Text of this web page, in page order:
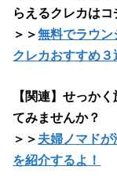
らえるクレカはコ
＞＞無料でラウ
クレカおすすめ３
【関連】せっか
てみませんか？
＞＞ 夫婦ノマド
を紹介するよ！